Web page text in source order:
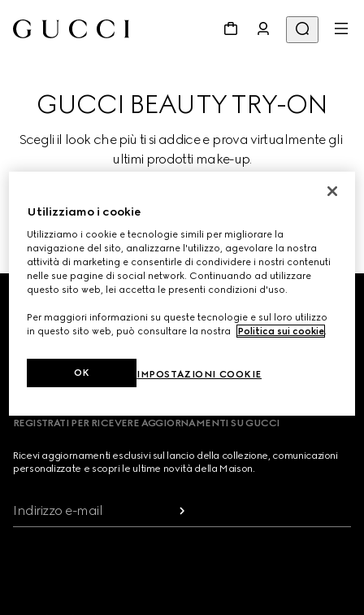
GUCCI BEAUTY TRY-ON
Scegli il look che più ti si addice e prova virtualmente gli
ultimi prodotti make-up.
Footer
RICERCA NEGOZIO
Paese/Regione, Città
REGISTRATI PER RICEVERE AGGIORNAMENTI SU GUCCI
Ricevi aggiornamenti esclusivi sul lancio della collezione, comunicazioni
personalizzate e scopri le ultime novità della Maison.
Indirizzo e-mail
Utilizziamo i cookie
Utilizziamo i cookie e tecnologie simili per migliorare la
navigazione del sito, analizzarne l'utilizzo, agevolare la nostra
attività di marketing e consentirle di condividere i nostri contenuti
nelle sue pagine di social network. Continuando ad utilizzare
questo sito web, lei accetta le presenti condizioni d'uso.
Per maggiori informazioni su queste tecnologie e sul loro utilizzo
in questo sito web, può consultare la nostra
Politica sui cookie.
IMPOSTAZIONI COOKIE
OK